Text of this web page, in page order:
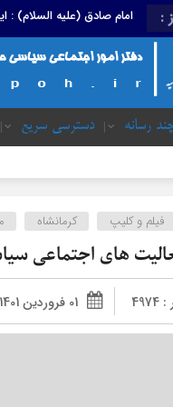
: امام صادق (علیه السلام)
رسانه دسترسی سریع
فیلم و کلیپ کرمانشاه
های اجتماعی
01 فروردین 1401 - 12:21